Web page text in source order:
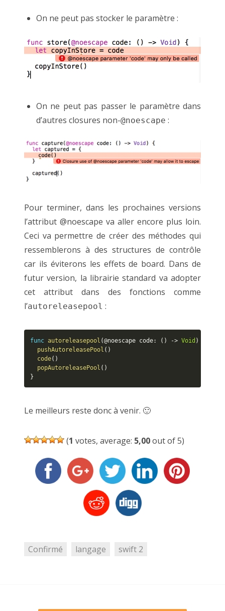
On ne peut pas stocker le paramètre :
On ne peut pas passer le paramètre dans
d’autres closures non-@noescape :
Pour terminer, dans les prochaines versions
l’attribut @noescape va aller encore plus loin.
Ceci va permettre de créer des méthodes qui
ressemblerons à des structures de contrôle
car ils éviterons les effets de board. Dans de
futur version, la librairie standard va adopter
cet attribut dans des fonctions comme
l’autoreleasepool :
func autoreleasepool (@noescape code: ( ) -> Void )
pushAutoreleasePool ( )
code( )
popAutoreleasePool ( )
}
Le meilleurs reste donc à venir. 🙂
(1 votes, average: 5,00out of 5)
Confirmé langage swift 2